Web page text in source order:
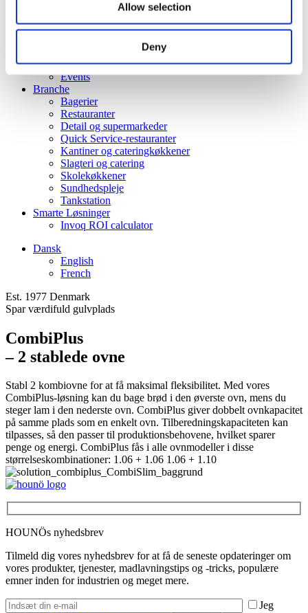
Allow selection
Deny
Virksomhed
HOUNÖ pressecenter
Events
Branche
Bagerier
Restauranter
Detail og supermarkeder
Quick Service-restauranter
Kantiner og cateringkøkkener
Slagteri og catering
Skolekøkkener
Sundhedspleje
Tankstation
Smarte Løsninger
Invoq ROI calculator
Dansk
English
French
Est. 1977 Denmark
Spar værdifuld gulvplads
CombiPlus
– 2 stablede ovne
Stabl 2 kombiovne for at få maksimal fleksibilitet. Med vores
CombiPlus-løsning kan du bage brød i den øverste ovn, mens du
steger lam i den nederste ovn. CombiPlus giver dobbelt ovnkapacitet
på samme plads som en enkelt ovn. Tilberedningskapaciteten kan
tilpasses, så den passer til produktionsbehovene, hvilket sparer
penge og energi. CombiPlus fås i alle ovnmodeller i disse
størrelseskombinationer: 1.06 + 1.06 1.06 + 1.10
HOUNÖs nyhedsbrev
Tilmeld dig vores nyhedsbrev for at få de seneste opdateringer om
vores produkter, tjenester, madlavningstips og -tricks, populære
emner inden for industrien og meget mere.
Jeg